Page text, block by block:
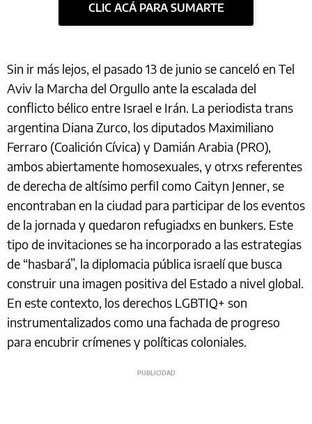
CLIC ACÁ PARA SUMARTE
Sin ir más lejos, el pasado 13 de junio se canceló en Tel
Aviv la Marcha del Orgullo ante la escalada del
conflicto bélico entre Israel e Irán. La periodista trans
argentina Diana Zurco, los diputados Maximiliano
Ferraro (Coalición Cívica) y Damián Arabia (PRO),
ambos abiertamente homosexuales, y otrxs referentes
de derecha de altísimo perfil como Caityn Jenner, se
encontraban en la ciudad para participar de los eventos
de la jornada y quedaron refugiadxs en bunkers. Este
tipo de invitaciones se ha incorporado a las estrategias
de “hasbará”, la diplomacia pública israelí que busca
construir una imagen positiva del Estado a nivel global.
En este contexto, los derechos LGBTIQ+ son
instrumentalizados como una fachada de progreso
para encubrir crímenes y políticas coloniales.